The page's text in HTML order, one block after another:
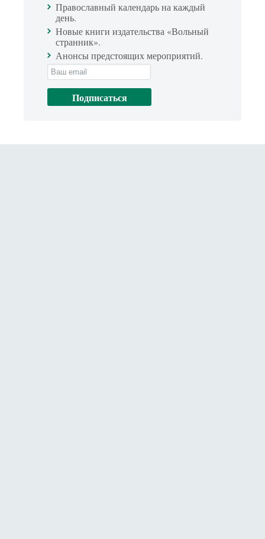
Православный календарь на каждый
день.
Новые книги издательства «Вольный
странник».
Анонсы предстоящих мероприятий.